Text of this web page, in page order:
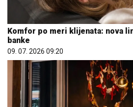
Komfor po meri klijenata: nova
banke
09. 07. 2026 09:20